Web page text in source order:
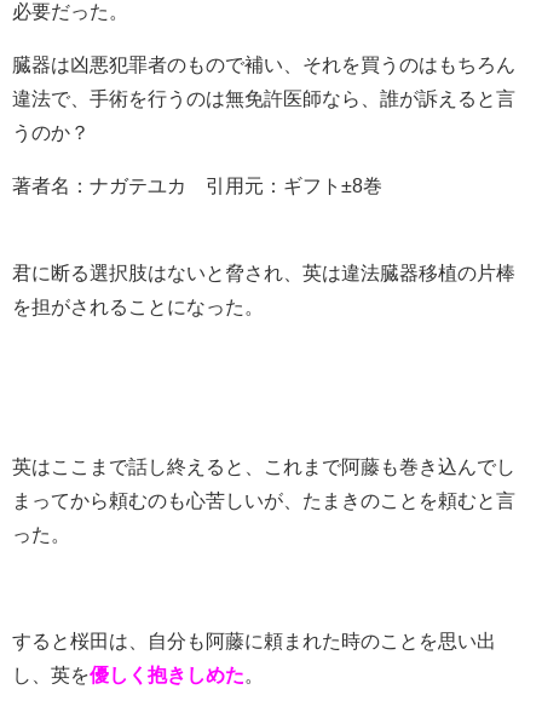
必要だった。
臓器は凶悪犯罪者のもので補い、それを買うのはもちろん
違法で、手術を行うのは無免許医師なら、誰が訴えると言
うのか？
著者名：ナガテユカ 引用元：ギフト±8巻
君に断る選択肢はないと脅され、英は違法臓器移植の片棒
を担がされることになった。
英はここまで話し終えると、これまで阿藤も巻き込んでし
まってから頼むのも心苦しいが、たまきのことを頼むと言
った。
すると桜田は、自分も阿藤に頼まれた時のことを思い出
し、英を優しく抱きしめた